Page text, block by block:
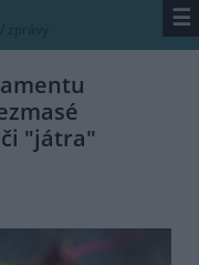
/ zprávy ☰
"játra"